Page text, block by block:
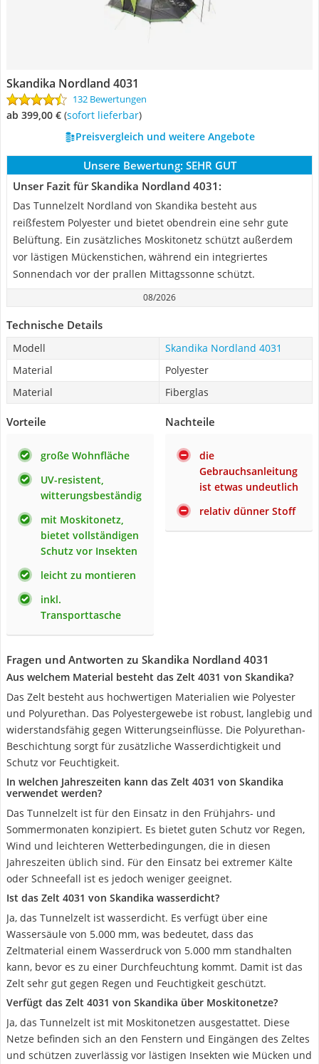
Skandika Nordland 4031
132 Bewertungen
ab 399,00 € ( Sofort lieferbar)
Preisvergleich und weitere Angebote
Unsere Bewertung: SEHR GUT
Unser Fazit für Skandika Nordland 4031:
Das Tunnelzelt Nordland von Skandika besteht aus
reißfestem Polyester und bietet obendrein eine sehr gute
Belüftung. Ein zusätzliches Moskitonetz schützt außerdem
vor lästigen Mückenstichen, während ein integriertes
Sonnendach vor der prallen Mittagssonne schützt.
08/2026
Technische Details
Modell
Skandika Nordland 4031
Material
Polyester
Material
Fiberglas
Vorteile
große Wohnfläche
UV-resistent,
witterungsbeständig
mit Moskitonetz,
bietet vollständigen
Schutz vor Insekten
leicht zu montieren
inkl.
Transporttasche
Nachteile
die
Gebrauchsanleitung
ist etwas undeutlich
relativ dünner Stoff
Fragen und Antworten zu Skandika Nordland 4031
Aus welchem Material besteht das Zelt 4031 von Skandika?
Das Zelt besteht aus hochwertigen Materialien wie Polyester
und Polyurethan. Das Polyestergewebe ist robust, langlebig und
widerstandsfähig gegen Witterungseinflüsse. Die Polyurethan-
Beschichtung sorgt für zusätzliche Wasserdichtigkeit und
Schutz vor Feuchtigkeit.
In welchen Jahreszeiten kann das Zelt 4031 von Skandika
verwendet werden?
Das Tunnelzelt ist für den Einsatz in den Frühjahrs- und
Sommermonaten konzipiert. Es bietet guten Schutz vor Regen,
Wind und leichteren Wetterbedingungen, die in diesen
Jahreszeiten üblich sind. Für den Einsatz bei extremer Kälte
oder Schneefall ist es jedoch weniger geeignet.
Ist das Zelt 4031 von Skandika wasserdicht?
Ja, das Tunnelzelt ist wasserdicht. Es verfügt über eine
Wassersäule von 5.000 mm, was bedeutet, dass das
Zeltmaterial einem Wasserdruck von 5.000 mm standhalten
kann, bevor es zu einer Durchfeuchtung kommt. Damit ist das
Zelt sehr gut gegen Regen und Feuchtigkeit geschützt.
Verfügt das Zelt 4031 von Skandika über Moskitonetze?
Ja, das Tunnelzelt ist mit Moskitonetzen ausgestattet. Diese
Netze befinden sich an den Fenstern und Eingängen des Zeltes
und schützen zuverlässig vor lästigen Insekten wie Mücken und